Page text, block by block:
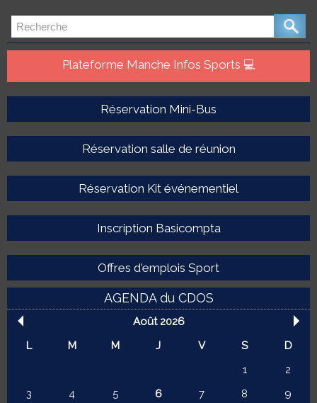
Plateforme Manche Infos Sports 💻
Réservation Mini-Bus
Réservation salle de réunion
Réservation Kit événementiel
Inscription Basicompta
Offres d'emplois Sport
AGENDA du CDOS
Août 2026
L
M M J V S
D
1
2
3
4 5 6 7 8
9